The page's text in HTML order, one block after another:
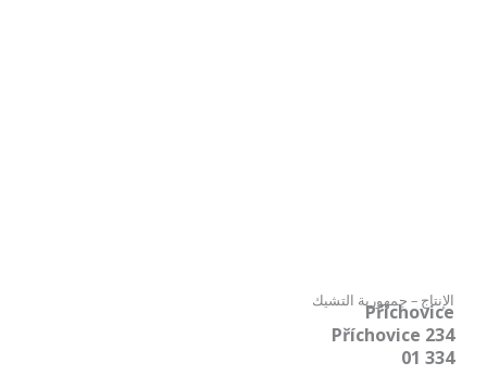
الإنتاج – جمهورية التشيك
Příchovice
Příchovice 234
334 01